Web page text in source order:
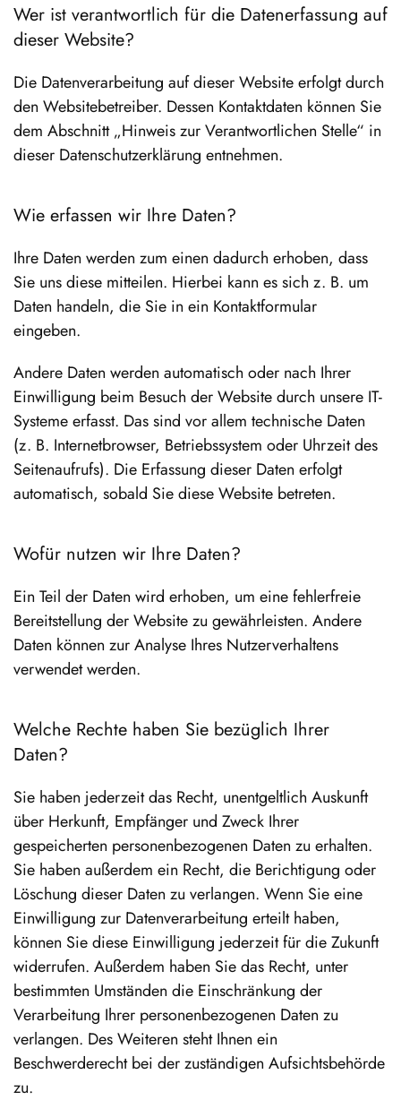
Wer ist verantwortlich für die Datenerfassung auf
dieser Website?
Die Datenverarbeitung auf dieser Website erfolgt durch
den Websitebetreiber. Dessen Kontaktdaten können Sie
dem Abschnitt „Hinweis zur Verantwortlichen Stelle“ in
dieser Datenschutzerklärung entnehmen.
Wie erfassen wir Ihre Daten?
Ihre Daten werden zum einen dadurch erhoben, dass
Sie uns diese mitteilen. Hierbei kann es sich z. B. um
Daten handeln, die Sie in ein Kontaktformular
eingeben.
Andere Daten werden automatisch oder nach Ihrer
Einwilligung beim Besuch der Website durch unsere IT-
Systeme erfasst. Das sind vor allem technische Daten
(z. B. Internetbrowser, Betriebssystem oder Uhrzeit des
Seitenaufrufs). Die Erfassung dieser Daten erfolgt
automatisch, sobald Sie diese Website betreten.
Wofür nutzen wir Ihre Daten?
Ein Teil der Daten wird erhoben, um eine fehlerfreie
Bereitstellung der Website zu gewährleisten. Andere
Daten können zur Analyse Ihres Nutzerverhaltens
verwendet werden.
Welche Rechte haben Sie bezüglich Ihrer
Daten?
Sie haben jederzeit das Recht, unentgeltlich Auskunft
über Herkunft, Empfänger und Zweck Ihrer
gespeicherten personenbezogenen Daten zu erhalten.
Sie haben außerdem ein Recht, die Berichtigung oder
Löschung dieser Daten zu verlangen. Wenn Sie eine
Einwilligung zur Datenverarbeitung erteilt haben,
können Sie diese Einwilligung jederzeit für die Zukunft
widerrufen. Außerdem haben Sie das Recht, unter
bestimmten Umständen die Einschränkung der
Verarbeitung Ihrer personenbezogenen Daten zu
verlangen. Des Weiteren steht Ihnen ein
Beschwerderecht bei der zuständigen Aufsichtsbehörde
zu.